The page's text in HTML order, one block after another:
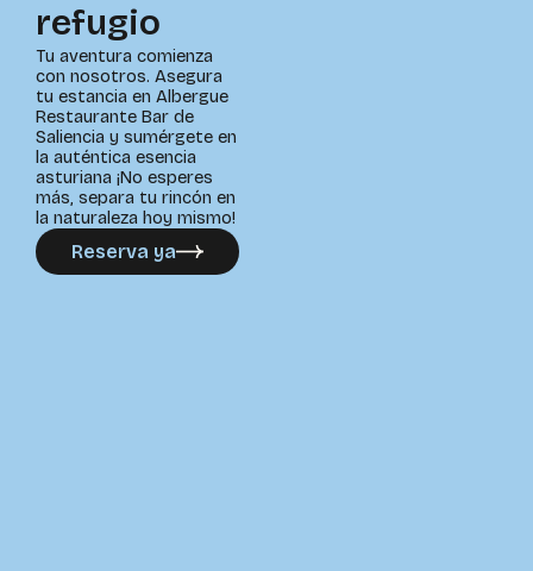
refugio
Tu aventura comienza
con nosotros. Asegura
tu estancia en Albergue
Restaurante Bar de
Saliencia y sumérgete en
la auténtica esencia
asturiana ¡No esperes
más, separa tu rincón en
la naturaleza hoy mismo!
Reserva ya